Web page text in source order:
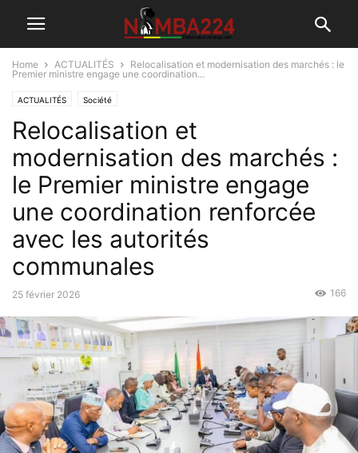
Home ACTUALITÉS
Relocalisation et modernisation des marchés : le
Premier ministre engage une coordination...
ACTUALITÉS Société
Relocalisation et
modernisation des marchés :
le Premier ministre engage
une coordination renforcée
avec les autorités
communales
25 février 2026 166